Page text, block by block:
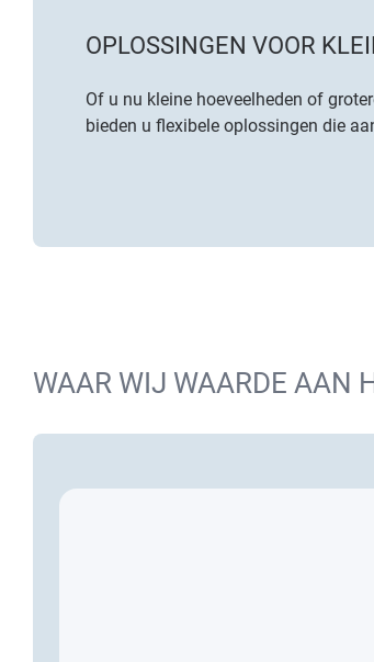
OPLOSSINGEN VOOR
Of u nu kleine hoeveelheden of
bieden u flexibele oplossingen die
WAAR WIJ WAARDE AAN